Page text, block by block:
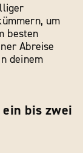
um
besten
Abreise
deinem
bis zwei